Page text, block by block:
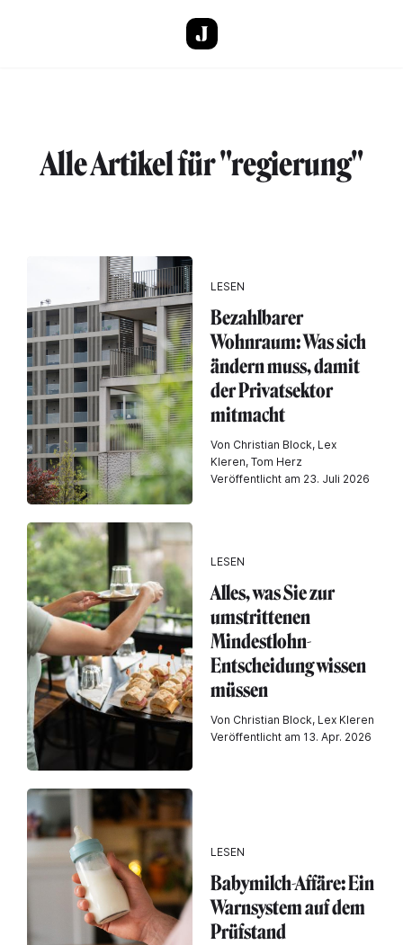
Alle Artikel für "regierung"
LESEN
Bezahlbarer
Wohnraum: Was sich
ändern muss, damit
der Privatsektor
mitmacht
Von Christian Block, Lex
Kleren, Tom Herz
Veröffentlicht am 23. Juli 2026
LESEN
Alles, was Sie zur
umstrittenen
Mindestlohn-
Entscheidung wissen
müssen
Von Christian Block, Lex Kleren
Veröffentlicht am 13. Apr. 2026
LESEN
Babymilch-Affäre: Ein
Warnsystem auf dem
Prüfstand